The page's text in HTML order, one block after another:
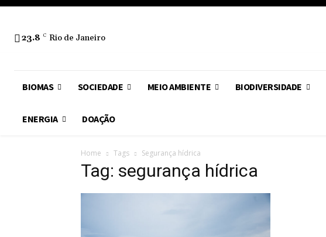
23.8 C Rio de Janeiro
BIOMAS SOCIEDADE MEIO AMBIENTE BIODIVERSIDADE
ENERGIA DOAÇÃO
Home Tags Segurança hídrica
Tag: segurança hídrica